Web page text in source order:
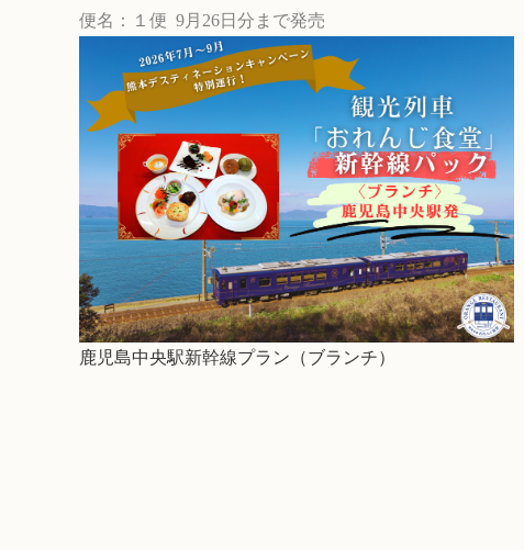
便名：１便 9月26日分まで発売
鹿児島中央駅新幹線プラン（ブランチ）